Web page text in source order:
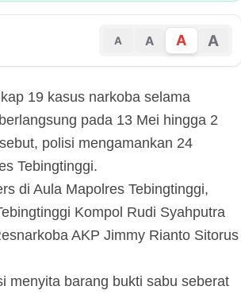
A A A A
19 kasus narkoba selama
pada 13 Mei hingga 2
polisi mengamankan 24
Tebingtinggi.
di Aula Mapolres Tebingtinggi,
Kompol Rudi Syahputra
AKP Jimmy Rianto Sitorus
menyita barang bukti sabu seberat